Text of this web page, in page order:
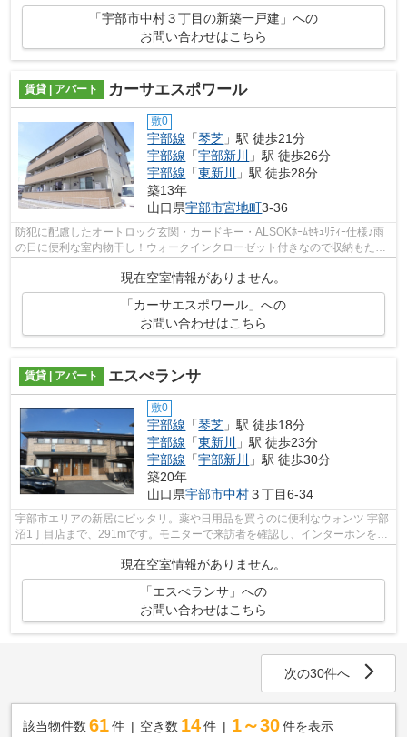
「宇部市中村３丁目の新築一戸建」への
お問い合わせはこちら
賃貸 | アパート カーサエスポワール
敷0
宇部線 「琴芝 」駅 徒歩21分
宇部線 「宇部新川
」駅 徒歩26分
宇部線 「東新川
」駅 徒歩28分
築13年
山口県宇部市宮地町3-36
防犯に配慮したオートロック玄関・カードキー・ALSOKﾎｰﾑｾｷｭﾘﾃｨｰ仕様♪雨
の日に便利な室内物干し！ウォークインクローゼット付きなので収納もたっ
現在空室情報がありません。
「カーサエスポワール」への
お問い合わせはこちら
賃貸 | アパート エスぺランサ
敷0
宇部線 「琴芝 」駅 徒歩18分
宇部線 「東新川
」駅 徒歩23分
宇部線 「宇部新川
」駅 徒歩30分
築20年
山口県宇部市中村３丁目6-34
宇部市エリアの新居にピッタリ。薬や日用品を買うのに便利なウォンツ 宇部
沼1丁目店まで、291mです。モニターで来訪者を確認し、インターホンを通
じて室内から会話することができます...
現在空室情報がありません。
「エスぺランサ」への
お問い合わせはこちら
次の30件へ
該当物件数 61件 空き数 14 件 1～30 件を表示